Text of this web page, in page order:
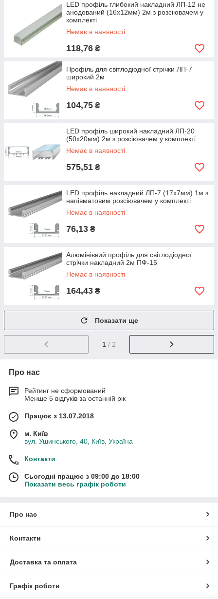
LED профіль глибокий накладний ЛП-12 не
анодований (16х12мм) 2м з розсіювачем у
комплекті
Немає в наявності
118,76 ₴
Профіль для світлодіодної стрічки ЛП-7
широкий 2м
Немає в наявності
104,75 ₴
LED профіль широкий накладний ЛП-20
(50х20мм) 2м з розсіювачем у комплекті
Немає в наявності
575,51 ₴
LED профіль накладний ЛП-7 (17х7мм) 1м з
напівматовим розсіювачем у комплекті
Немає в наявності
76,13 ₴
Алюмінієвий профіль для світлодіодної
стрічки накладний 2м ПФ-15
Немає в наявності
164,43 ₴
Показати ще
1 / 2
Про нас
Рейтинг не сформований
Менше 5 відгуків за останній рік
Працює з 13.07.2018
м. Київ
вул. Ушинського, 40, Київ, Україна
Контакти
Сьогодні працює з 09:00 до 18:00
Показати весь графік роботи
Про нас
Контакти
Доставка та оплата
Графік роботи